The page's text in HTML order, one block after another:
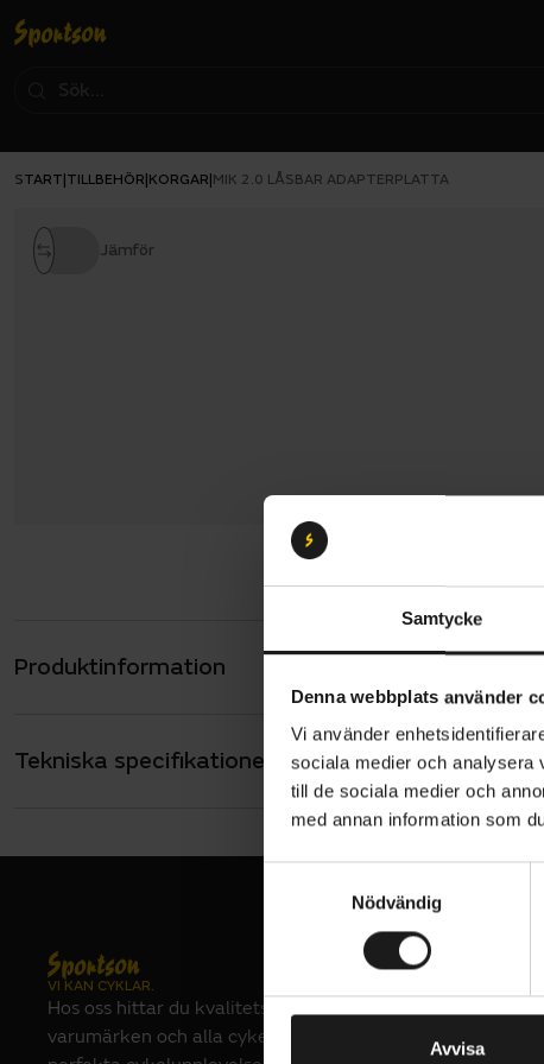
Samtycke
Denna webbplats använder
Vi använder
sociala medier och analysera
till de sociala medier och
med annan information som
c
k
Nödvändig
Avvisa
START TILLBEHÖR KORGAR MIK 2.0 LÅSBAR ADAPTERPLATTA
Jämför
Produktinformation
kompatibel
MIK
Tekniska specifikationer Allmänt
FÄSTE
MIK-fäste
VI KAN CYKLAR.
Hos oss hittar du kvalitetscyklar från välkända
varumärken och alla cykeltillbehör du behöver för den